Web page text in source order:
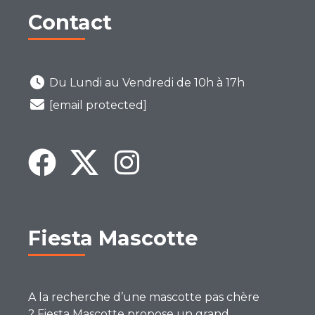
Contact
Du Lundi au Vendredi de 10h à 17h
[email protected]
Fiesta Mascotte
A la recherche d’une mascotte pas chère